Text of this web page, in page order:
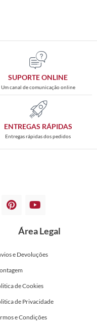
SUPORTE ONLINE
Um canal de comunicação online
ENTREGAS RÁPIDAS
Entregas rápidas dos pedidos
Área Legal
e Devoluções
de Cookies
de Privacidade
e Condições